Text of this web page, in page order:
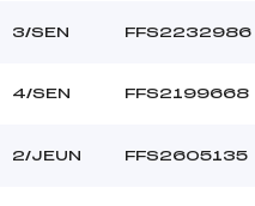
3/SEN FFS2232986
4/SEN FFS2199668
2/JEUN FFS2605135